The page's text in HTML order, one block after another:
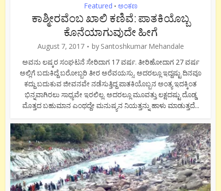
Featured • ಅಂಕಣ
ಕಾಶ್ಮೀರವೆಂಬ ಖಾಲಿ ಕಣಿವೆ: ಪಾತಕಿಯೊಬ್ಬ
ಕೊನೆಯಾಗುವುದೇ ಹೀಗೆ
August 7, 2017 by Santoshkumar Mehandale
ಅವನು ಲಷ್ಕರ ಸಂಘಟನೆ ಸೇರಿದಾಗ 17 ವರ್ಷ. ತೀರಿಹೋದಾಗ 27 ವರ್ಷ
ಅಲ್ಲಿಗೆ ಬದುಕಿದ್ದೆ ಬರೋಬ್ಬರಿ ತೀರ ಅರೆವಯಸ್ಸು. ಅದರಲ್ಲೂ ಇದ್ದಷ್ಟು ದಿನವೂ
ಕದ್ದು ಬದುಕುವ ಜೀವನವೇ ನಡೆಸುತ್ತಿದ್ದ ಪಾತಕಿಯೊಬ್ಬನ ಅಂತ್ಯ ಇದಕ್ಕಿಂತ
ಭಿನ್ನವಾಗಿರಲು ಸಾಧ್ಯವೇ ಇರಲಿಲ್ಲ. ಅದರಲ್ಲೂ ಮೂವತ್ತು ಲಕ್ಷದಷ್ಟು ದೊಡ್ಡ
ಮೊತ್ತದ ಬಹುಮಾನ ಎಂಥದ್ದೇ ಮನುಷ್ಯನ ನಿಯತ್ತನ್ನು ಹಾಳು ಮಾಡುತ್ತದೆ...